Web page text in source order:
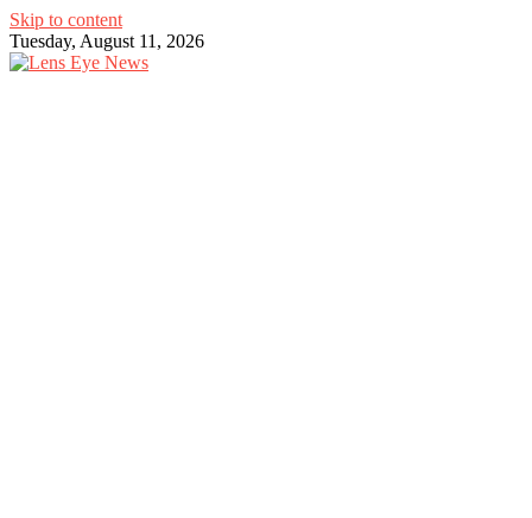
Skip to content
Tuesday, August 11, 2026